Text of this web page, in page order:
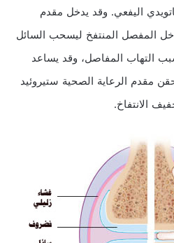
اليفعي. وقد يدخل مقدم
المفصل المنتفخ ليسحب السائل
التهاب المفاصل، وقد يساعد
مقدم الرعاية الصحية ستيروئيد
الانتفاخ.